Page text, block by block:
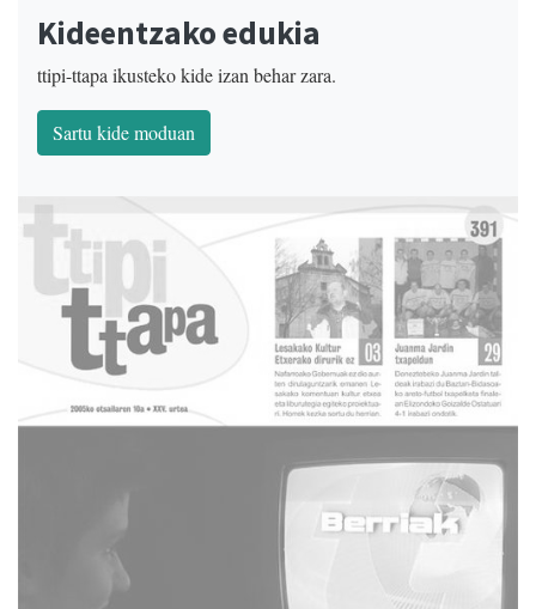
Kideentzako edukia
ttipi-ttapa ikusteko kide izan behar zara.
Sartu kide moduan